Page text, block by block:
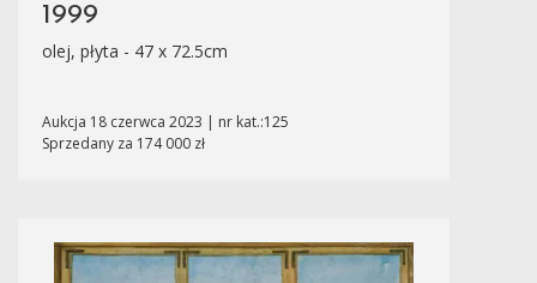
1999
olej, płyta - 47 x 72.5cm
Aukcja 18 czerwca 2023 | nr kat.:125
Sprzedany za 174 000 zł